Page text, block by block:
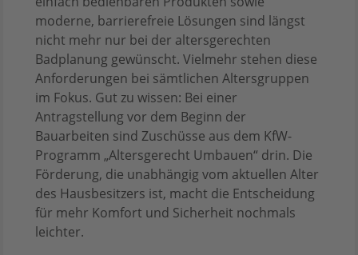
moderne, barrierefreie Lösungen sind längst
nicht mehr nur bei der altersgerechten
Badplanung gewünscht. Vielmehr stehen diese
Anforderungen bei sämtlichen Altersgruppen
im Fokus. Gut zu wissen: Bei einer
Antragstellung vor dem Beginn der
Bauarbeiten sind Zuschüsse aus dem KfW-
Programm „Altersgerecht Umbauen“ drin. Die
Förderung, die unabhängig vom aktuellen Alter
des Hausbesitzers ist, macht die Entscheidung
für mehr Komfort und Sicherheit nochmals
leichter.